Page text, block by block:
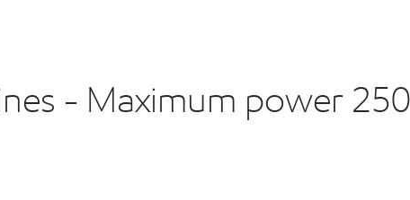
- Maximum power